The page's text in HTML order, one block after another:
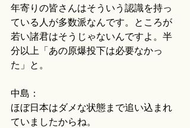
年寄りの皆さんはそういう認識を持っ
ている人が多数派なんです。ところが
若い諸君はそうじゃないんですよ。半
分以上「あの原爆投下は必要なかっ
た」と。
中島：
ほぼ日本はダメな状態まで追い込まれ
ていましたからね。